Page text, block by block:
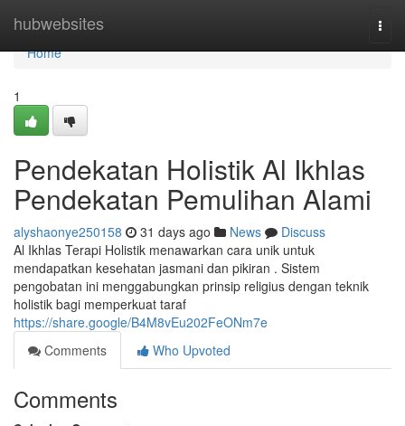
hubwebsites
Home
Home
1
Pendekatan Holistik Al Ikhlas
Pendekatan Pemulihan Alami
alyshaonye250158 31 days ago News
Discuss
Al Ikhlas Terapi Holistik menawarkan cara unik untuk
mendapatkan kesehatan jasmani dan pikiran . Sistem
pengobatan ini menggabungkan prinsip religius dengan teknik
holistik bagi memperkuat taraf
https://share.google/B4M8vEu202FeONm7e
Comments
Who Upvoted
Comments